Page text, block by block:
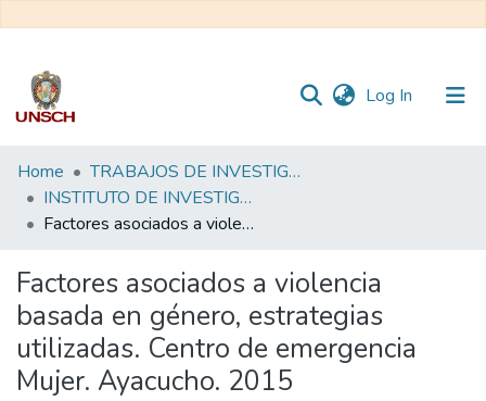
Log In (current)
Communities
&
Collections
Statistics
Home
TRABAJOS DE INVESTIGACIÓN
INSTITUTO DE INVESTIGACIÓN
Factores asociados a violencia basada en género, estrategias utilizadas. Centro de emergencia Mujer. Ayacucho. 2015
Factores asociados a violencia
basada en género, estrategias
utilizadas. Centro de emergencia
Mujer. Ayacucho. 2015